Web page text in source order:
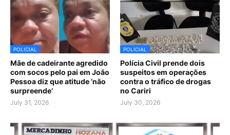
POLICIAL
Mãe de cadeirante agredido
com socos pelo pai em João
Pessoa diz que atitude ‘não
surpreende’
July 31, 2026
POLICIAL
Polícia Civil prende dois
suspeitos em operações
contra o tráfico de drogas
no Cariri
July 30, 2026